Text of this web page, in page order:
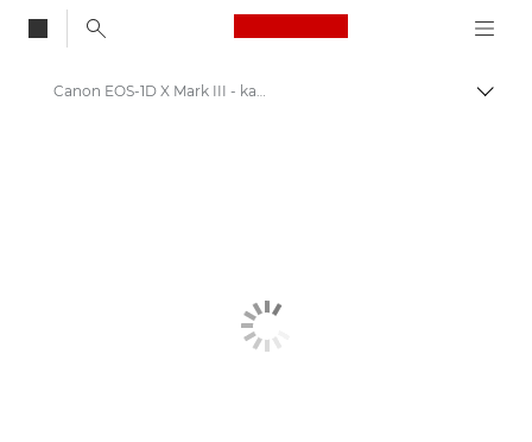
Canon Logo, back
Skift
Canon EOS-1D X Mark III - kameraer